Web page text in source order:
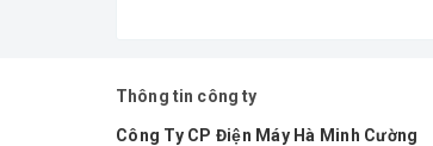
Thông tin công ty
Công Ty CP Điện Máy Hà Minh Cường